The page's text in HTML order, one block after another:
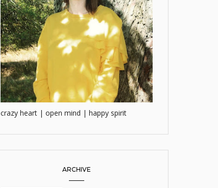
crazy heart | open mind | happy spirit
ARCHIVE